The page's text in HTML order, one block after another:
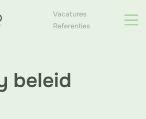
Vacatures
Referenties
beleid